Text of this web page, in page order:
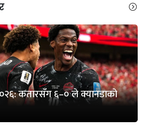
कतारसँग ६–० ले क्यानडाको